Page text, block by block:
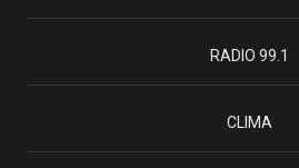
RADIO 99.1
CLIMA